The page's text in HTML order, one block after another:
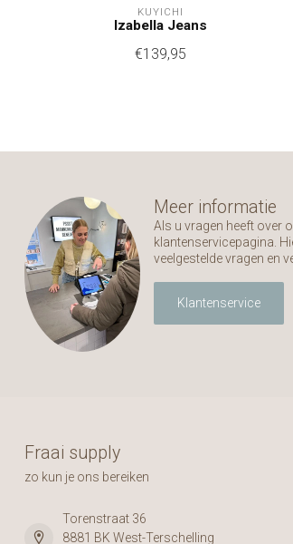
KUYICHI
Izabella Jeans
€139,95
Meer informatie
Als u vragen heeft over
klantenservicepagina.
veelgestelde vragen en
Klantenservice
Fraai supply
zo kun je ons bereiken
Torenstraat 36
8881 BK West-Terschelling